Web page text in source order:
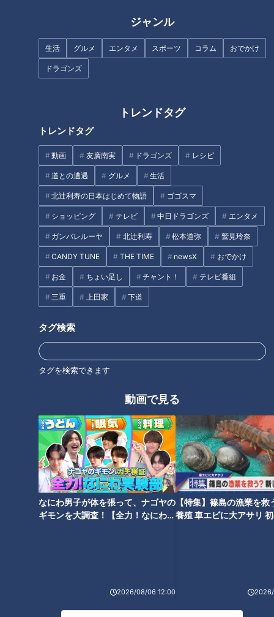
ジャンル
生活 グルメ エンタメ スポーツ コラム おでかけ
ドラゴンズ
トレンドタグ
トレンドタグ
動画 友廣南実 ドラゴンズ レシピ
道との遭遇 グルメ 生活
北辻利寿の日本はじめて物語 ゴゴスマ
ショッピング テレビ 中日ドラゴンズ エンタメ
ガンバレルーヤ 北辻利寿 松本道弥 鷲見玲奈
CANDY TUNE THE TIME newsX おでかけ
お金 ちょい足し チャント！ テレビ番組
三重 上田家 下道
タグ検索
タグを検索できます
動画で見る
なにわ男子が体を張って、ナゴヤの
ギモンを大調査！【全力！なにわ実
2026/08/06 12:00
【特集】篠島の漁業を救
養殖 車エビに大アサリ
【切り抜きみてちょ】榊原アナ
「お尻フラダンス」もご紹介
健康 ゲンキの時間 坂下千里子
オススメ関連コンテンツ
注意すべき背骨の病気
食中毒＆ノロウイルス徹底対策 危険な頭痛を見極めるポイント